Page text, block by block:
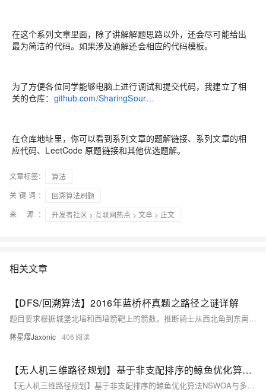
在这个系列文章里面，除了讲解解题思路以外，还会尽可能给出
最为简洁的代码。如果涉及通解还会相应的代码模板。
为了方便各位同学能够电脑上进行调试和提交代码，我建立了相
关的仓库： github.com/SharingSour…
在仓库地址里，你可以看到系列文章的题解链接、系列文章的相
应代码、LeetCode 原题链接和其他优选题解。
文章标签：
算法
关键词：
回溯算法刷题
来 源：
开发者社区 > 互联网热点 > 文章 > 正文
相关文章
【DFS/回溯算法】2016年蓝桥杯真题之路径之谜详解
题目要求根据城堡北墙和西墙箭靶上的箭数，推断骑士从西北角到东南角的唯一路径。每步移动时向正北和正西各射一箭，同一格不重复经过。通过DFS回溯模拟“拔箭”过程，验证路径合法性。已知箭数约束路径唯一，最终按编号输出行走顺序。
蒋星熠Jaxonic 406
【无人机三维路径规划】基于非支配排序的鲸鱼优化算法NSWOA与多目标螳螂搜索算法MOMSA求解无人机三维路径规划研究（Matlab代码实现）
【无人机三维路径规划】基于非支配排序的鲸鱼优化算法NSWOA与多目标螳螂搜索算法MOMSA求解无人机三维路径规划研究（Matlab代码实现）